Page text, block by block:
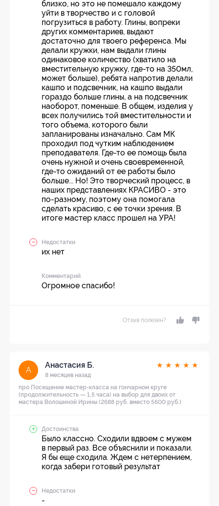
близко, но это не помешало каждому
уйти в творчество и с головой
погрузиться в работу. Глины, вопреки
других комментариев, выдают
достаточно для твоего референса. Мы
делали кружки, нам выдали глины
одинаковое количество (хватило на
вместительную кружку, где-то на 350мл,
может больше), ребята напротив делали
кашпо и подсвечник, на кашпо выдали
гораздо больше глины, а на подсвечник
наоборот, поменьше. В общем, изделия у
всех получились той вместительности и
того объема, которого были
запланированы изначально. Сам МК
проходил под чутким наблюдением
преподавателя. Где-то ее помощь была
очень нужной и очень своевременной,
где-то ожиданий от ее работы было
больше... Но! Это творческий процесс, в
наших представлениях КРАСИВО - это
по-разному, поэтому она помогала
сделать красиво, с ее точки зрения. В
итоге мастер класс прошел на УРА!
Недостатки
их нет
Комментарий
Огромное спасибо!
Отзыв полезен?
А
Анастасия Б.
8 месяцев назад
★ ★ ★ ★ ★
про Посещение мастер-класса на гончарном круге
(продолжительность — 1,5 часа) на выбор для двоих от
мастера Волошиной Ирины (2688 руб. вместо 5600 руб.)
Достоинства
Было классно. Сходили вдвоем с мужем
в первый раз. Все объяснили и показали.
Я бы еще сходила. Ждем с нетерпением,
когда забери готовый результат
Недостатки
-